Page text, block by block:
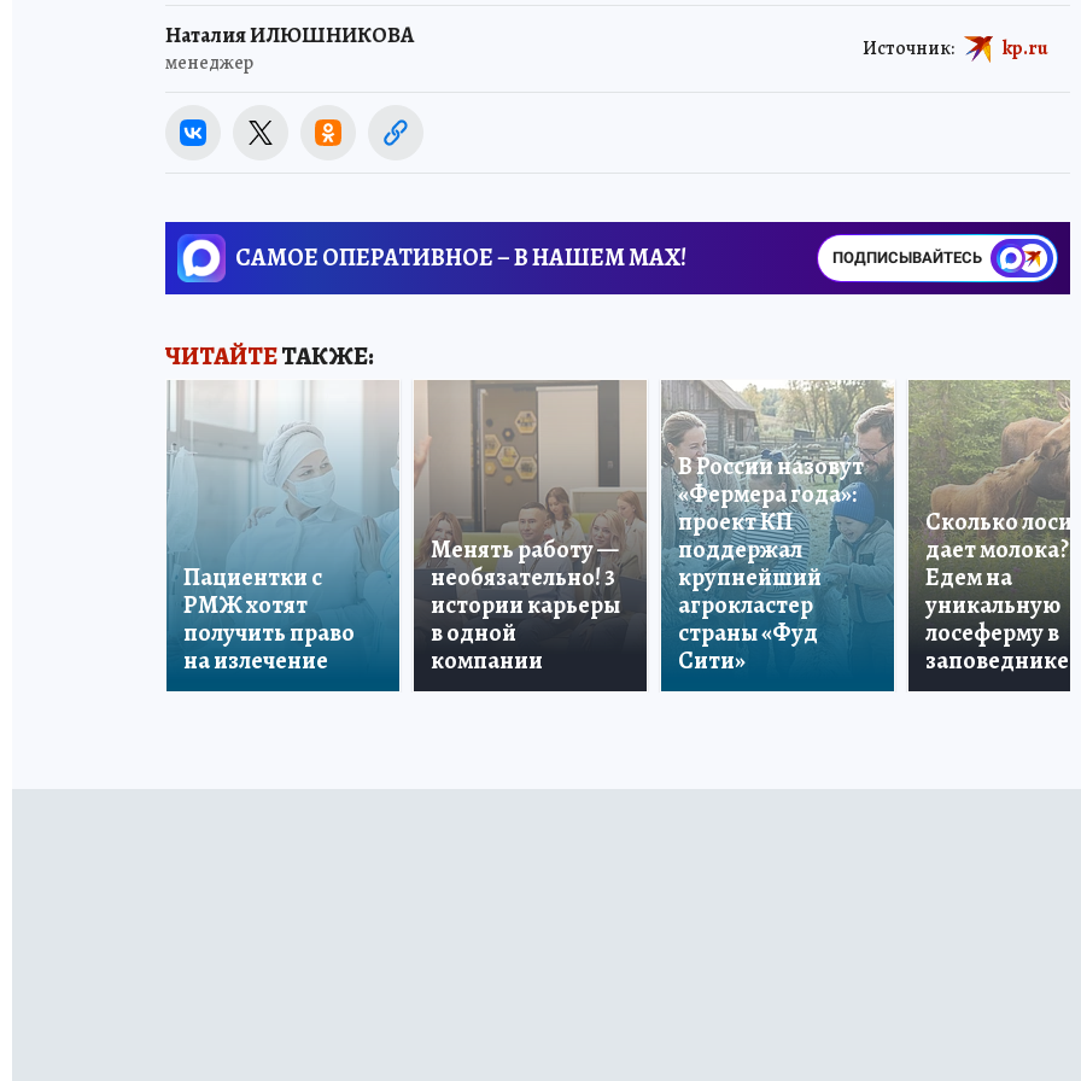
Наталия ИЛЮШНИКОВА
менеджер
Источник: kp.ru
САМОЕ ОПЕРАТИВНОЕ – В НАШЕМ MAX! ПОДПИСЫВАЙТЕСЬ
ЧИТАЙТЕТАКЖЕ:
Пациентки с
РМЖ хотят
получить право
на излечение
Менять работу —
необязательно! 3
истории карьеры
в одной
компании
В России назовут
«Фермера года»:
проект КП
поддержал
крупнейший
агрокластер
страны «Фуд
Сити»
Сколько
дает молока?
Едем на
уникальную
лосеферму в
заповеднике!